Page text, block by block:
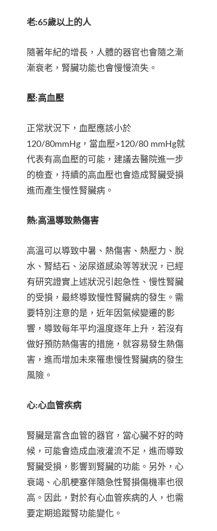
老:65歲以上的人
隨著年紀的增長，人體的器官也會隨之漸
漸衰老，腎臟功能也會慢慢流失。
壓:高血壓
正常狀況下，血壓應該小於
120/80mmHg，當血壓>120/80 mmHg就
代表有高血壓的可能，建議去醫院進一步
的檢查，持續的高血壓也會造成腎臟受損
進而產生慢性腎臟病。
熱:高溫導致熱傷害
高溫可以導致中暑、熱傷害、熱壓力、脫
水、腎結石、泌尿道感染等等狀況，已經
有研究證實上述狀況引起急性、慢性腎臟
的受損，最終導致慢性腎臟病的發生。需
要特別注意的是，近年因氣候變遷的影
響，導致每年平均溫度逐年上升，若沒有
做好預防熱傷害的措施，就容易發生熱傷
害，進而增加未來罹患慢性腎臟病的發生
風險。
心:心血管疾病
腎臟是富含血管的器官，當心臟不好的時
候，可能會造成血液灌流不足，進而導致
腎臟受損，影響到腎臟的功能。另外，心
衰竭、心肌梗塞伴隨急性腎損傷機率也很
高。因此，對於有心血管疾病的人，也需
要定期追蹤腎功能變化。